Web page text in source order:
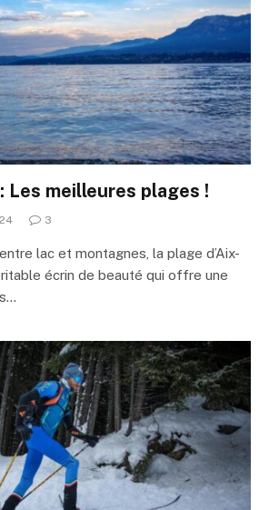
Les meilleures plages !
3
lac et montagnes, la plage d’Aix-
écrin de beauté qui offre une